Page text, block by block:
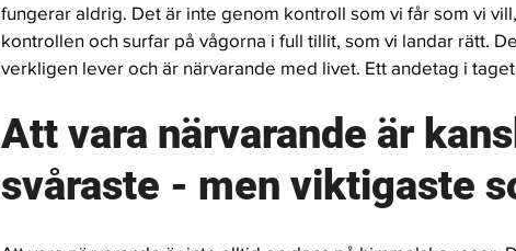
fungerar aldrig. Det är inte genom kontroll som vi får som vi
kontrollen och surfar på vågorna i full tillit, som vi landar rätt.
verkligen lever och är närvarande med livet. Ett andetag i taget.
Att vara närvarande är
svåraste - men viktigaste